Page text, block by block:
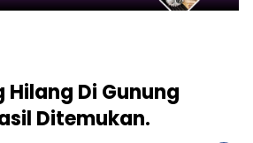
Hilang Di Gunung
Ditemukan.